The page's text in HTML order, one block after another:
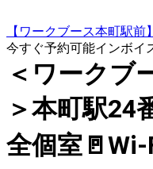
【ワークブース本町駅
今すぐ予約可能インボイ
＜ワークブ
＞本町駅24
全個室